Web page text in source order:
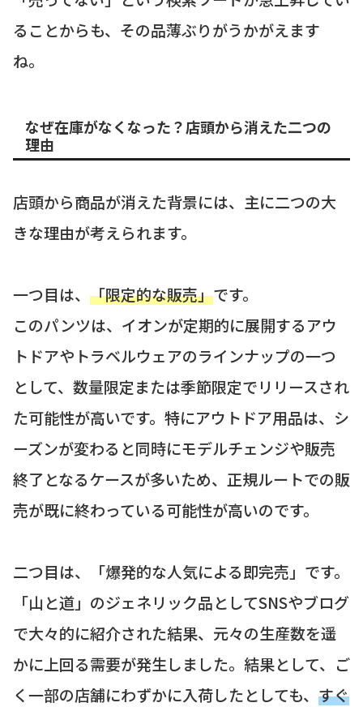
ることからも、その品薄ぶりがうかがえます
ね。
なぜ在庫がなくなった？店頭から消えた二つの
理由
店頭から商品が消えた背景には、主に二つの大
きな理由が考えられます。
一つ目は、 「限定的な販売」です。
このパンツは、イオンが定期的に展開するアウ
トドアやトラベルウェアのラインナップの一つ
として、数量限定または季節限定でリリースされ
た可能性が高いです。特にアウトドア用品は、シ
ーズンが変わると同時にモデルチェンジや販売
終了となるケースが多いため、正規ルートでの販
売が既に終わっている可能性が高いのです。
二つ目は、「爆発的な人気による即完売」です。
「山と道」のジェネリック品としてSNSやブログ
で大々的に紹介された結果、元々の生産数を遥
かに上回る需要が発生しました。結果として、ご
く一部の店舗にわずかに入荷したとしても、 すぐ